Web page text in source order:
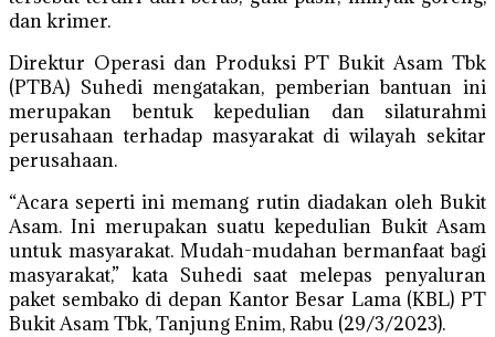
dan krimer.
Direktur Operasi dan Produksi PT Bukit Asam Tbk
(PTBA) Suhedi mengatakan, pemberian bantuan ini
merupakan bentuk kepedulian dan silaturahmi
perusahaan terhadap masyarakat di wilayah sekitar
perusahaan.
“Acara seperti ini memang rutin diadakan oleh Bukit
Asam. Ini merupakan suatu kepedulian Bukit Asam
untuk masyarakat. Mudah-mudahan bermanfaat bagi
masyarakat,” kata Suhedi saat melepas penyaluran
paket sembako di depan Kantor Besar Lama (KBL) PT
Bukit Asam Tbk, Tanjung Enim, Rabu (29/3/2023).